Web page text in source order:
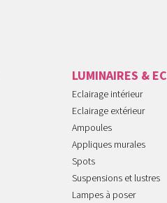
LUMINAIRES &
Eclairage intérieur
Eclairage extérieur
Ampoules
Appliques murales
Spots
Suspensions et lustres
Lampes à poser